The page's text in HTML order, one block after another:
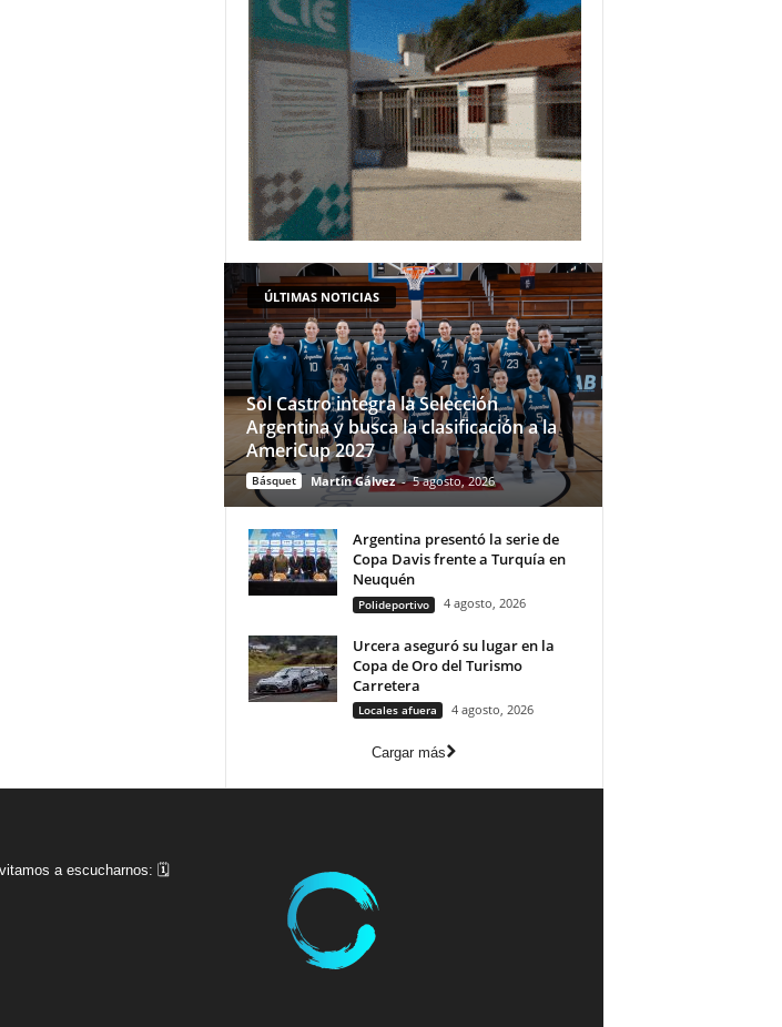
ÚLTIMAS NOTICIAS
Sol Castro integra la Selección
Argentina y busca la clasificación a la
AmeriCup 2027
Básquet Martín Gálvez - 5 agosto, 2026
Argentina presentó la serie de
Copa Davis frente a Turquía en
Neuquén
Polideportivo 4 agosto, 2026
Urcera aseguró su lugar en la
Copa de Oro del Turismo
Carretera
Locales afuera 4 agosto, 2026
Cargar más
a escucharnos: 🗓